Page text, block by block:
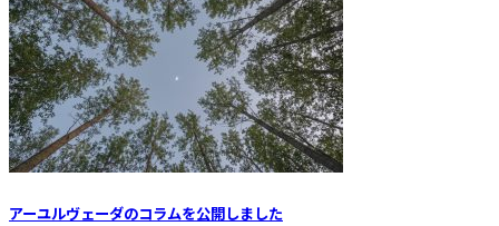
アーユルヴェーダのコラムを公開しました